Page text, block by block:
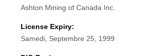
Ashton Mining of Canada Inc.
License Expiry:
Samedi, Septembre 25, 1999